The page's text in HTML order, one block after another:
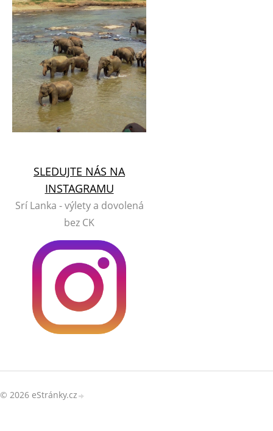
SLEDUJTE NÁS NA
INSTAGRAMU
Srí Lanka - výlety a dovolená
bez CK
© 2026 eStránky.cz